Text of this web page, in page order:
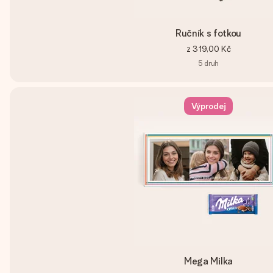
Ručník s fotkou
z 319,00 Kč
5 druh
Výprodej
Mega Milka